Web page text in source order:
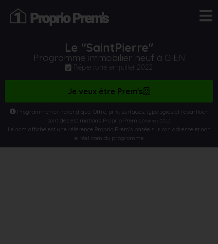
Le "SaintPierre"
Programme immobilier neuf à GIEN
Répertorié en juillet 2022
Je veux être Prem's
Programme non revendiqué. Offre, prix, surfaces, typologies et répartition
sont des estimations Proprio Prem’s(Voir nos CGU)
Le nom affiché est une référence Proprio Prem’s basée sur son adresse et non
le réel nom du programme.